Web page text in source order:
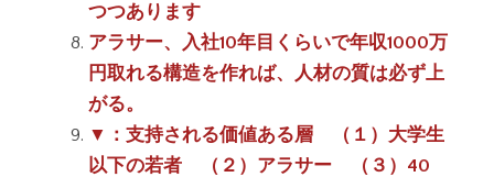
つつあります
アラサー、入社10年目くらいで年収1000万
円取れる構造を作れば、人材の質は必ず上
がる。
▼：支持される価値ある層 （１）大学生
以下の若者 （２）アラサー （３）40